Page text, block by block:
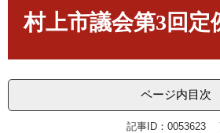
村上市議会第3回定
ページ内目次
記事ID：0053623